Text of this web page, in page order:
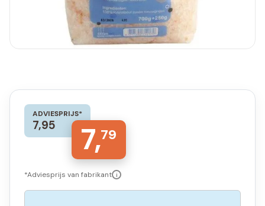
ADVIESPRIJS*
7,95 7,79
*Adviesprijs van fabrikant i